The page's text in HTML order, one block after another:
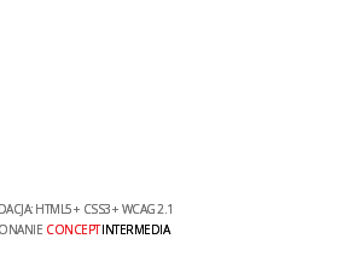
HTML5+ CSS3+ WCAG 2.1
CONCEPTINTERMEDIA